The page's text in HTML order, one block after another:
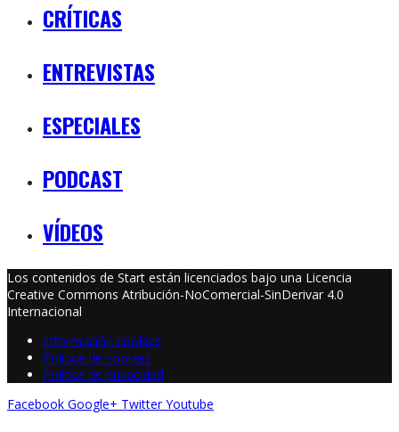
CRÍTICAS
ENTREVISTAS
ESPECIALES
PODCAST
VÍDEOS
Los contenidos de Start están licenciados bajo una Licencia
Creative Commons Atribución-NoComercial-SinDerivar 4.0
Internacional
Información cookies
Política de cookies
Política de privacidad
Facebook Google+ Twitter Youtube